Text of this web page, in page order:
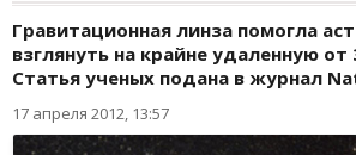
Гравитационная линза помогла
взглянуть на крайне удаленную
Статья ученых подана в журнал
17 апреля 2012, 13:57